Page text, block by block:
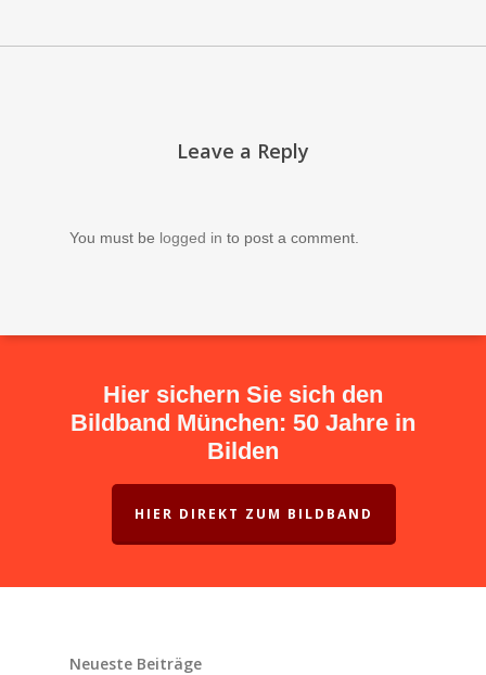
Leave a Reply
You must be logged in to post a comment.
Hier sichern Sie sich den
Bildband München: 50 Jahre in
Bilden
HIER DIREKT ZUM BILDBAND
Neueste Beiträge